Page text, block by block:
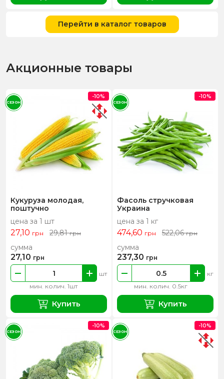
Перейти в каталог товаров
Акционные товары
Кукуруза молодая,
поштучно
цена за 1 шт
27,10 грн 29,81грн
мин. колич. 1шт
шт
сумма
27,10 грн
Купить
-10%
СЕЗОН
Фасоль стручковая
Украина
цена за 1 кг
474,60 грн 522,06грн
мин. колич. 0.5кг
кг
сумма
237,30 грн
Купить
-10%
СЕЗОН
-10%
СЕЗОН
-10%
СЕЗОН